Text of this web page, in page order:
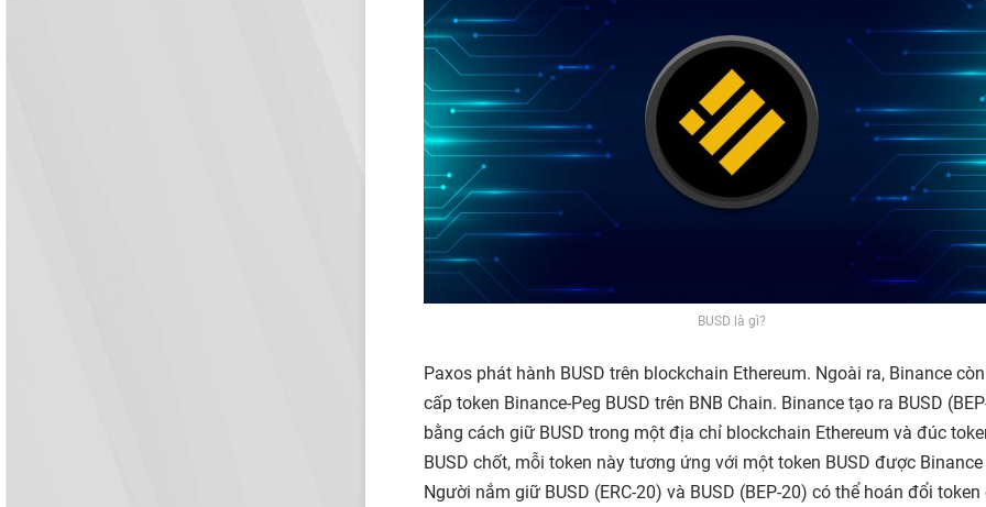
BUSD là gì?
Paxos phát hành BUSD trên blockchain Ethereum. Ngoài ra, Binance
cấp token Binance-Peg BUSD trên BNB Chain. Binance tạo ra BUSD
bằng cách giữ BUSD trong một địa chỉ blockchain Ethereum và đúc
BUSD chốt, mỗi token này tương ứng với một token BUSD được
Người nắm giữ BUSD (ERC-20) và BUSD (BEP-20) có thể hoán đổi